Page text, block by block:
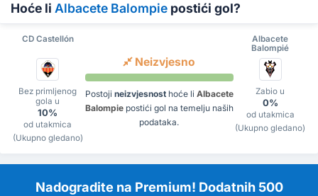
Hoće li Albacete Balompie postići gol?
CD Castellón
Albacete
Balompié
Bez primljenog
gola u
10%
od utakmica
(Ukupno gledano)
Neizvjesno
Postoji neizvjesnosthoće li Albacete
Balompiepostići gol na temelju naših
podataka.
Zabio u
0%
od utakmica
(Ukupno gledano)
Nadogradite na Premium! Dodatnih 500